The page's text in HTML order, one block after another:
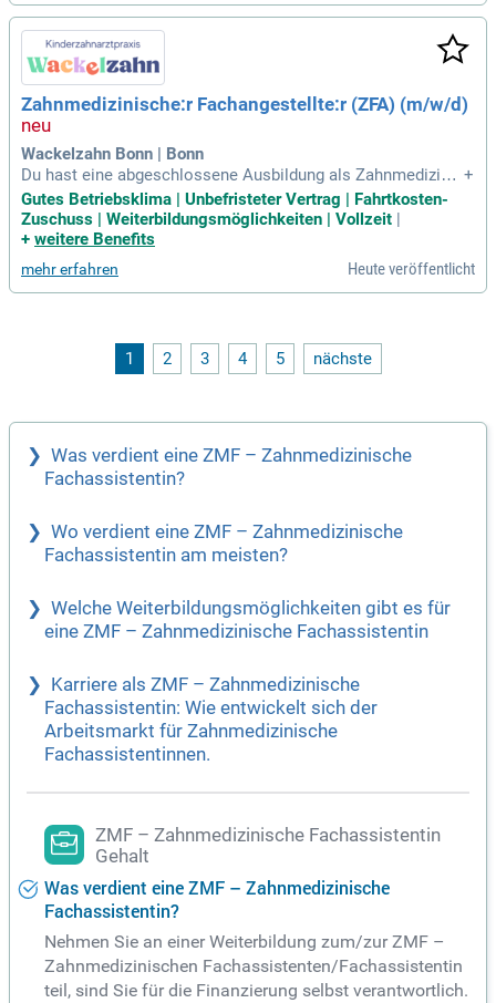
Zahnmedizinische:r Fachangestellte:r (ZFA) (m/w/d)
Wackelzahn Bonn | Bonn
Du hast eine abgeschlossene Ausbildung als Zahnmedizinis
che:r Fachangestellte:r (ZFA). Du zeichnest Dich durch Prof
essionalität in der Assistenz sowie in der Behandlung aus u
nd trägst damit zur hohen Qualität unserer Praxis bei.
+
Gutes Betriebsklima | Unbefristeter Vertrag | Fahrtkosten-
Zuschuss | Weiterbildungsmöglichkeiten | Vollzeit
+ weitere Benefits
mehr erfahren Heute veröffentlicht
1 2 3 4 5 nächste
Was verdient eine ZMF – Zahnmedizinische
Fachassistentin?
Wo verdient eine ZMF – Zahnmedizinische
Fachassistentin am meisten?
Welche Weiterbildungsmöglichkeiten gibt es für
eine ZMF – Zahnmedizinische Fachassistentin
Karriere als ZMF – Zahnmedizinische
Fachassistentin: Wie entwickelt sich der
Arbeitsmarkt für Zahnmedizinische
Fachassistentinnen.
ZMF – Zahnmedizinische Fachassistentin
Gehalt
Was verdient eine ZMF – Zahnmedizinische
Fachassistentin?
Nehmen Sie an einer Weiterbildung zum/zur ZMF –
Zahnmedizinischen Fachassistenten/Fachassistentin
teil, sind Sie für die Finanzierung selbst verantwortlich.